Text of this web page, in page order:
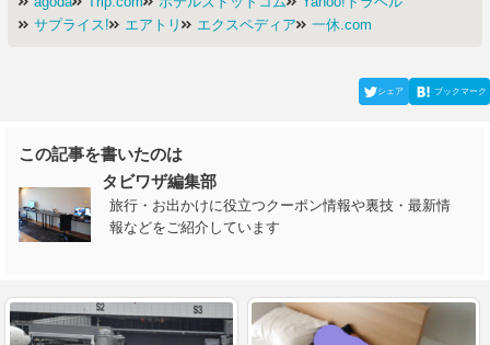
サプライス!
エアトリ エクスペディア 一休.com
シェア ブックマーク
この記事を書いたのは
タビワザ編集部
旅行・お出かけに役立つクーポン情報や裏技・最新情
報などをご紹介しています